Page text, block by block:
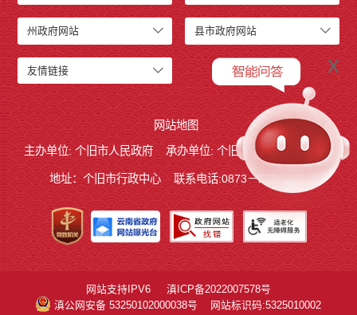
州政府网站 县市政府网站
友情链接
网站地图
主办单位: 个旧市人民政府
承办单位: 个旧市人民政府办公室
地址：个旧市行政中心 联系电话:0873－2123215
x
网站支持IPV6
滇ICP备2022007578号
滇公网安备 53250102000038号
网站标识码:5325010002